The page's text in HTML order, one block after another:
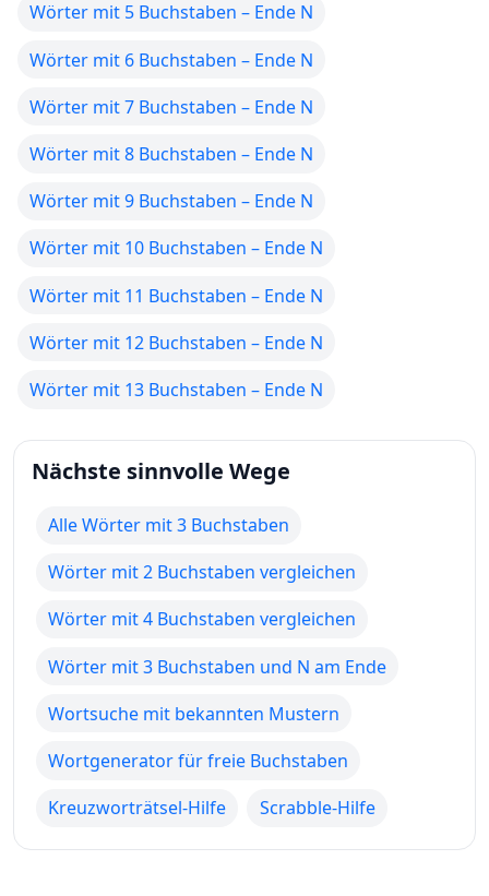
Wörter mit 5 Buchstaben – Ende N
Wörter mit 6 Buchstaben – Ende N
Wörter mit 7 Buchstaben – Ende N
Wörter mit 8 Buchstaben – Ende N
Wörter mit 9 Buchstaben – Ende N
Wörter mit 10 Buchstaben – Ende N
Wörter mit 11 Buchstaben – Ende N
Wörter mit 12 Buchstaben – Ende N
Wörter mit 13 Buchstaben – Ende N
Nächste sinnvolle Wege
Alle Wörter mit 3 Buchstaben
Wörter mit 2 Buchstaben vergleichen
Wörter mit 4 Buchstaben vergleichen
Wörter mit 3 Buchstaben und N am Ende
Wortsuche mit bekannten Mustern
Wortgenerator für freie Buchstaben
Kreuzworträtsel-Hilfe
Scrabble-Hilfe